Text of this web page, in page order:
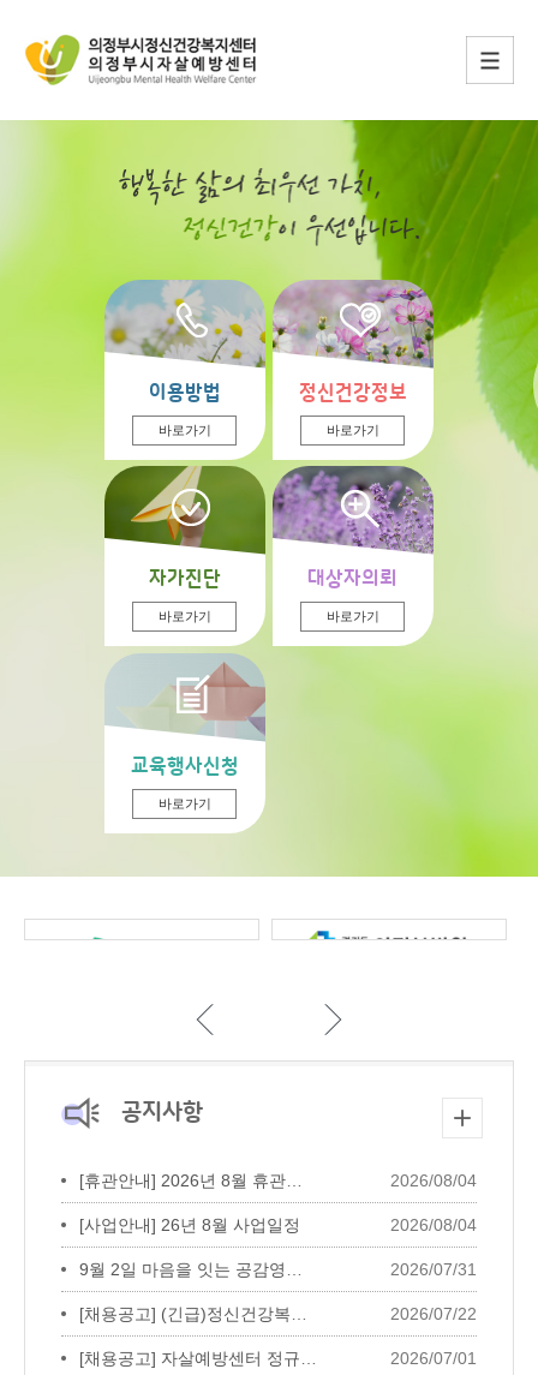
이용방법
바로가기
정신건강정보
바로가기
자가진단
바로가기
대상자의뢰
바로가기
교육행사신청
바로가기
공지사항
2026/08/04
[사업안내] 26년 8월 사업일정 2026/08/04
2026/07/31
2026/07/22
2026/07/01